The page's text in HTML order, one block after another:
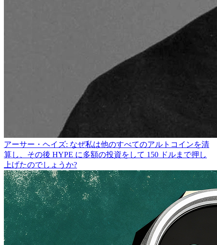
アーサー・ヘイズ: なぜ私は他のすべてのアルトコインを清
算し、その後 HYPE に多額の投資をして 150 ドルまで押し
上げたのでしょうか?